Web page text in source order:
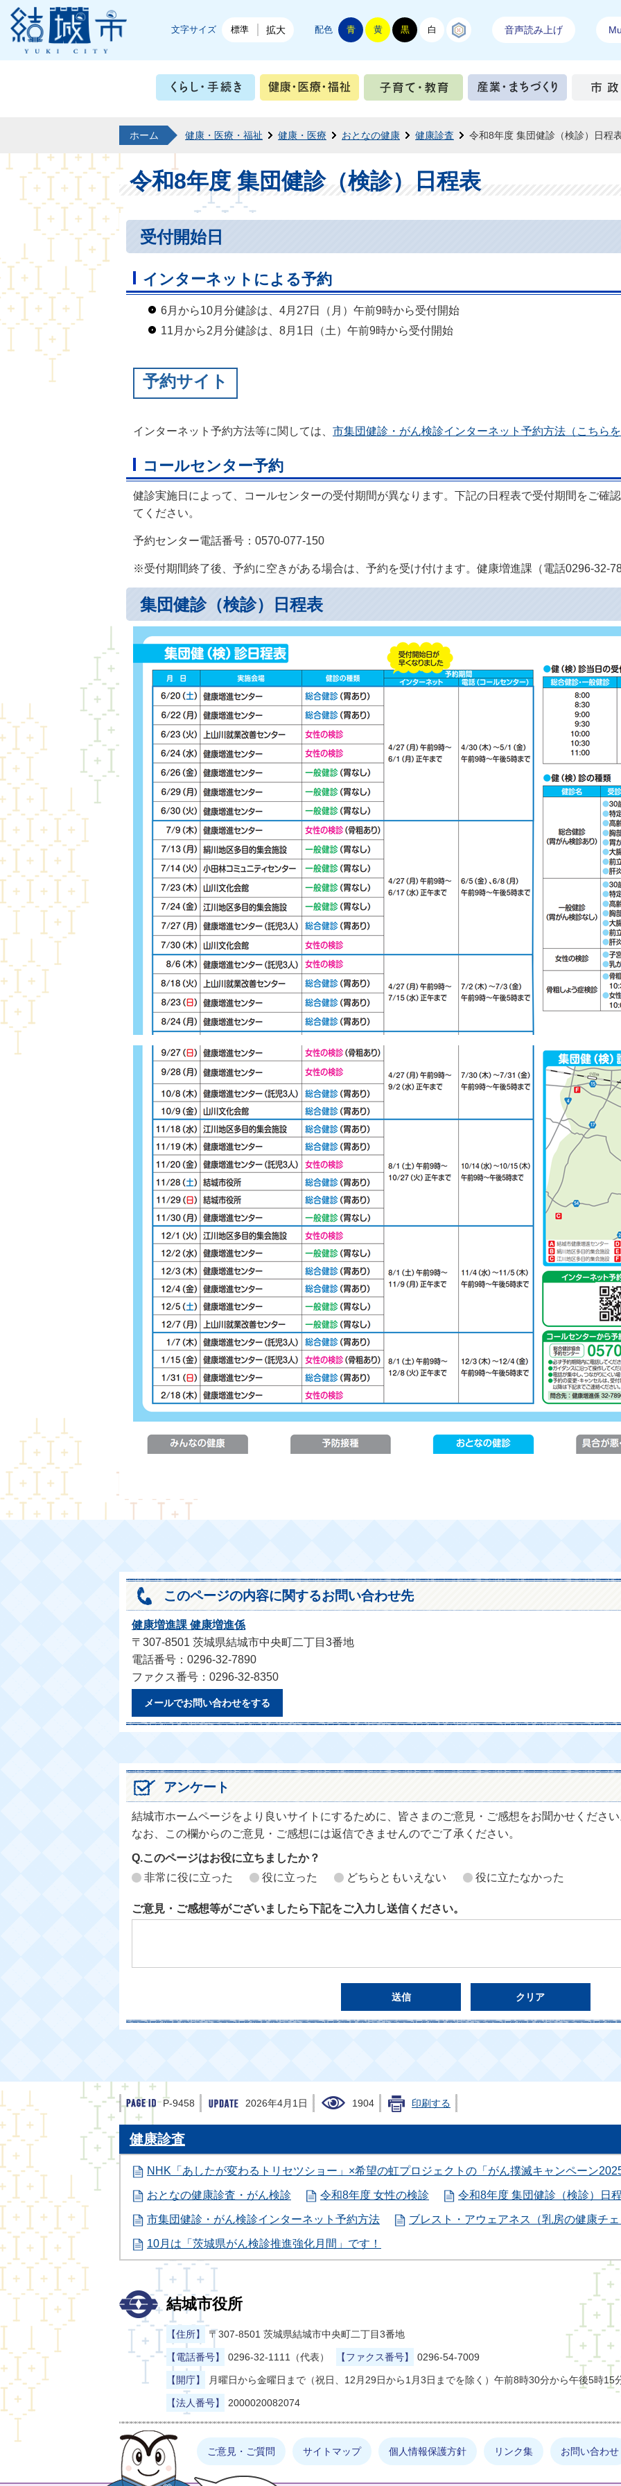
結城市公式ホームページ
文字サイズ 標準 拡大 配色 青 黄 黒 白 音声読み上げ
くらし・手続き 健康・医療・福祉 子育て・教育 産業・
まゆげった
ホーム 健康・医療・福祉 健康・医療 おとなの健康 健康診査 令和8年度 集団健診（検診）日程
令和8年度 集団健診（検診）日程表
受付開始日
インターネットによる予約
6月から10月分健診は、4月27日（月）午前9時から受付開始
11月から2月分健診は、8月1日（土）午前9時から受付開始
予約サイト
インターネット予約方法等に関しては、 市集団健診・がん検診インターネット予約方法（こちら
コールセンター予約
健診実施日によって、コールセンターの受付期間が異なります。下記の日程表で受付期間をご確
てください。
予約センター電話番号：0570-077-150
※受付期間終了後、予約に空きがある場合は、予約を受け付けます。健康増進課（電話0296-32-
集団健診（検診）日程表
このページの内容に関するお問い合わせ先
健康増進課 健康増進係
〒307-8501 茨城県結城市中央町二丁目3番地
電話番号：0296-32-7890
ファクス番号：0296-32-8350
メールでお問い合わせをする
アンケート
結城市ホームページをより良いサイトにするために、皆さまのご意見・ご感想をお聞かせくださ
なお、この欄からのご意見・ご感想には返信できませんのでご了承ください。
Q.このページはお役に立ちましたか？
非常に役に立った
役に立った どちらともいえない 役に立たなかった
ご意見・ご感想等がございましたら下記をご入力し送信ください。
P-9458 2026年4月1日 1904 印刷する
健康診査
NHK「あしたが変わるトリセツショー」×希望の虹プロジェクトの「がん撲滅キャンペーン
おとなの健康診査・がん検診 令和8年度 女性の検診 令和8年度 集団健診（検診）日
市集団健診・がん検診インターネット予約方法 ブレスト・アウェアネス（乳房の健康チ
10月は「茨城県がん検診推進強化月間」です！
結城市役所
【住所】 〒307-8501 茨城県結城市中央町二丁目3番地
【電話番号】 0296-32-1111（代表） 【ファクス番号】 0296-54-7009
【開庁】 月曜日から金曜日まで（祝日、12月29日から1月3日までを除く）午前8時30分から午後5時15
【法人番号】 2000020082074
ご意見・ご質問 サイトマップ 個人情報保護方針 リンク集 お問い合わせ